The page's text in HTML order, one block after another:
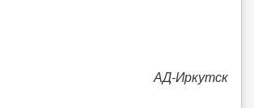
АД-Иркутск